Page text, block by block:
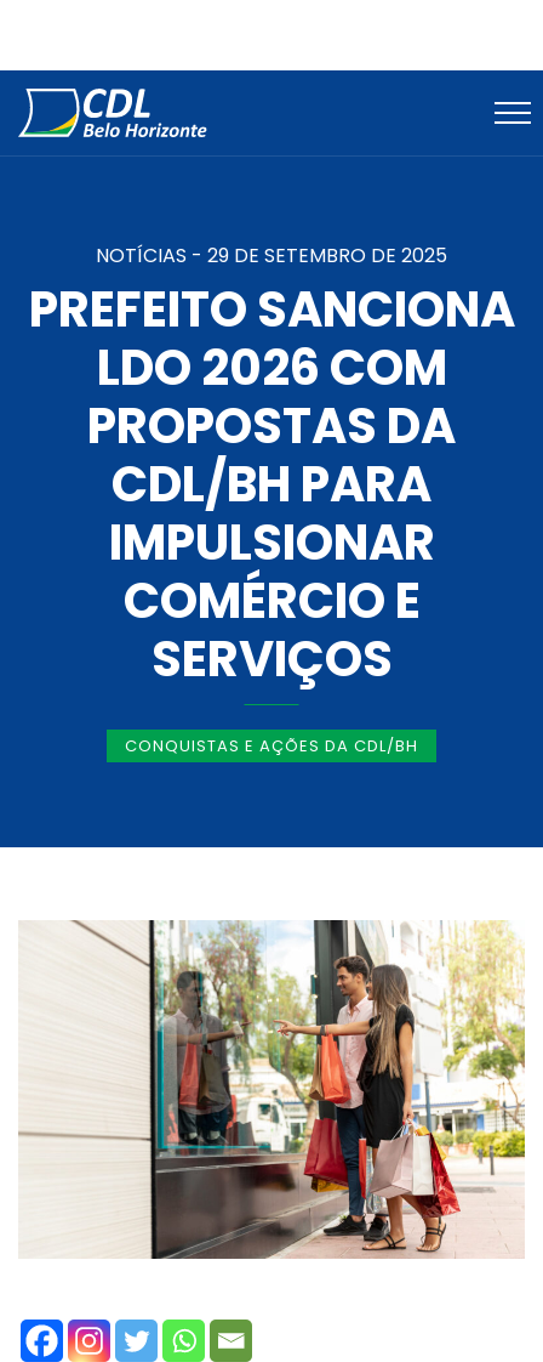
NOTÍCIAS - 29 DE SETEMBRO DE 2025
PREFEITO SANCIONA
LDO 2026 COM
PROPOSTAS DA
CDL/BH PARA
IMPULSIONAR
COMÉRCIO E
SERVIÇOS
CONQUISTAS E AÇÕES DA CDL/BH